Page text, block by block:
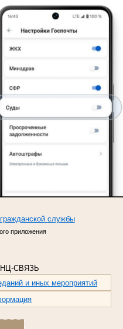
гражданской службы
приложения
СВЯЗЬ
и иных мероприятий